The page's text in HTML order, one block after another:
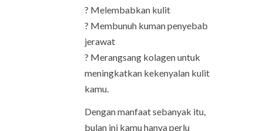
? Melembabkan kulit
? Membunuh kuman penyebab
jerawat
? Merangsang kolagen untuk
meningkatkan kekenyalan kulit
kamu.
Dengan manfaat sebanyak itu,
bulan ini kamu hanya perlu